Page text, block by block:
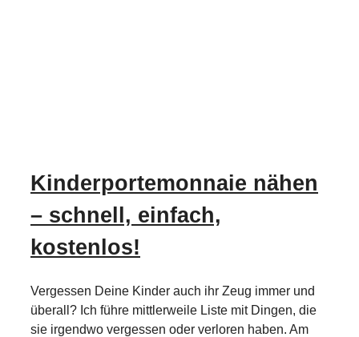
Kinderportemonnaie nähen
– schnell, einfach,
kostenlos!
Vergessen Deine Kinder auch ihr Zeug immer und
überall? Ich führe mittlerweile Liste mit Dingen, die
sie irgendwo vergessen oder verloren haben. Am